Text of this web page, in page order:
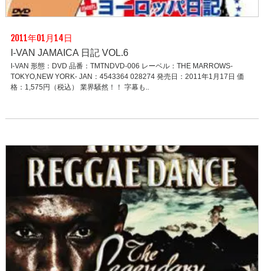
2011年01月14日
I-VAN JAMAICA 日記 VOL.6
I-VAN 形態：DVD 品番：TMTNDVD-006 レーベル：THE MARROWS-
TOKYO,NEW YORK- JAN：4543364 028274 発売日：2011年1月17日 価
格：1,575円（税込） 業界騒然！！ 字幕も..